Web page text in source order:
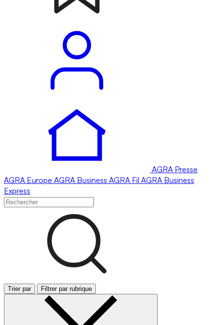
AGRA Presse
AGRA Europe AGRA Business AGRA Fil AGRA Business
Express
Trier par Filtrer par rubrique